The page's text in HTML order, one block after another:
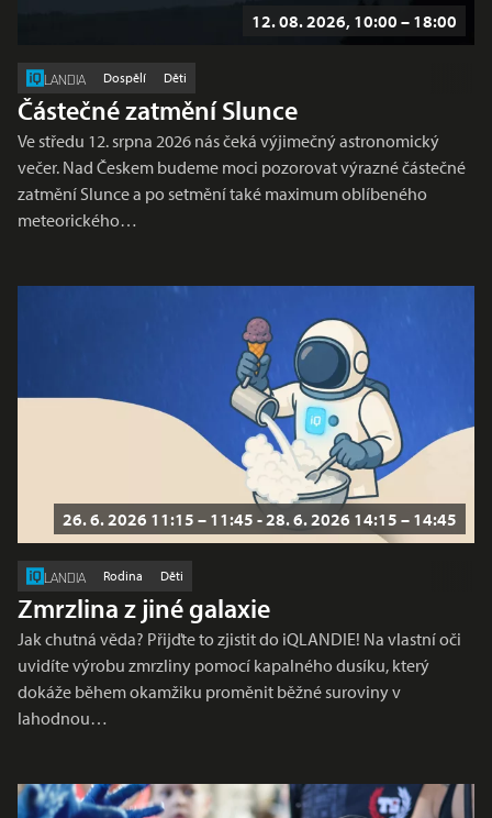
12. 08. 2026, 10:00 – 18:00
LANDIA Dospělí Děti
Částečné zatmění Slunce
Ve středu 12. srpna 2026 nás čeká výjimečný astronomický
večer. Nad Českem budeme moci pozorovat výrazné částečné
zatmění Slunce a po setmění také maximum oblíbeného
meteorického…
26. 6. 2026 11:15 – 11:45 - 28. 6. 2026 14:15 – 14:45
LANDIA Rodina Děti
Zmrzlina z jiné galaxie
Jak chutná věda? Přijďte to zjistit do iQLANDIE! Na vlastní oči
uvidíte výrobu zmrzliny pomocí kapalného dusíku, který
dokáže během okamžiku proměnit běžné suroviny v
lahodnou…